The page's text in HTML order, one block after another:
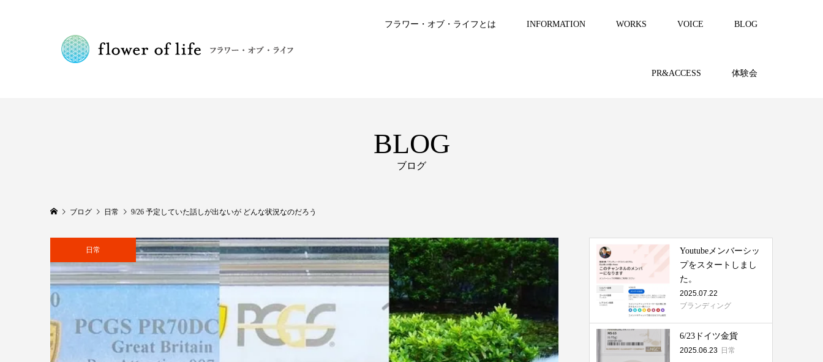
フラワー・オブ・ライフとは INFORMATION WORKS VOICE BLOG
PR&ACCESS 体験会
BLOG
ブログ
ブログ 日常 9/26 予定していた話しが出ないが どんな状況なのだろう
日常
Youtubeメンバーシッ
プをスタートしまし
た。
2025.07.22
ブランディング
6/23ドイツ金貨
2025.06.23 日常